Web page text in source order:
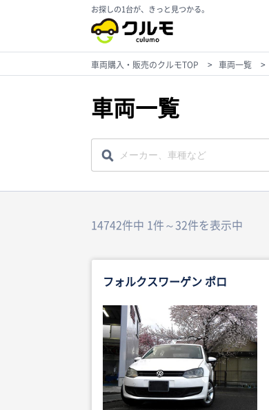
お探しの1台が、きっと見つかる。
車両購入・販売のクルモTOP > 車両一覧 >
車両一覧
14742件中 1件～32件を表示中
フォルクスワーゲン ポロ